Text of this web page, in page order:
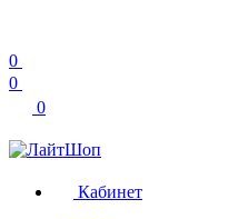
0
0
0
Кабинет